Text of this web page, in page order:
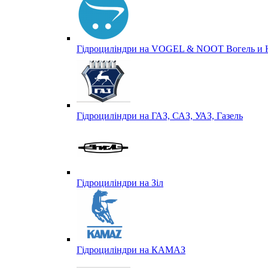
Гідроциліндри на VOGEL & NOOT Вогель и
Гідроциліндри на ГАЗ, САЗ, УАЗ, Газель
Гідроциліндри на Зіл
Гідроциліндри на КАМАЗ